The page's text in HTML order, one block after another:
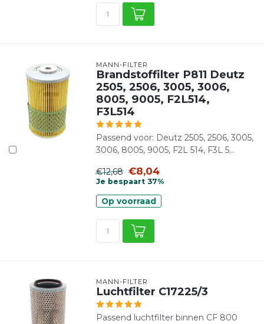
MANN-FILTER
Brandstoffilter P811 Deutz
2505, 2506, 3005, 3006,
8005, 9005, F2L514,
F3L514
Passend voor: Deutz 2505, 2506, 3005,
3006, 8005, 9005, F2L 514, F3L 5...
€12,68 €8,04
Je bespaart 37%
Op voorraad
MANN-FILTER
Luchtfilter C17225/3
Passend luchtfilter binnen CF 800